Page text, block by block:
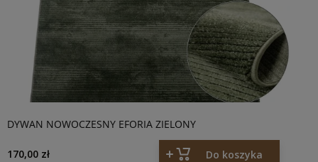
DYWAN NOWOCZESNY EFORIA ZIELONY
170,00 zł Do koszyka